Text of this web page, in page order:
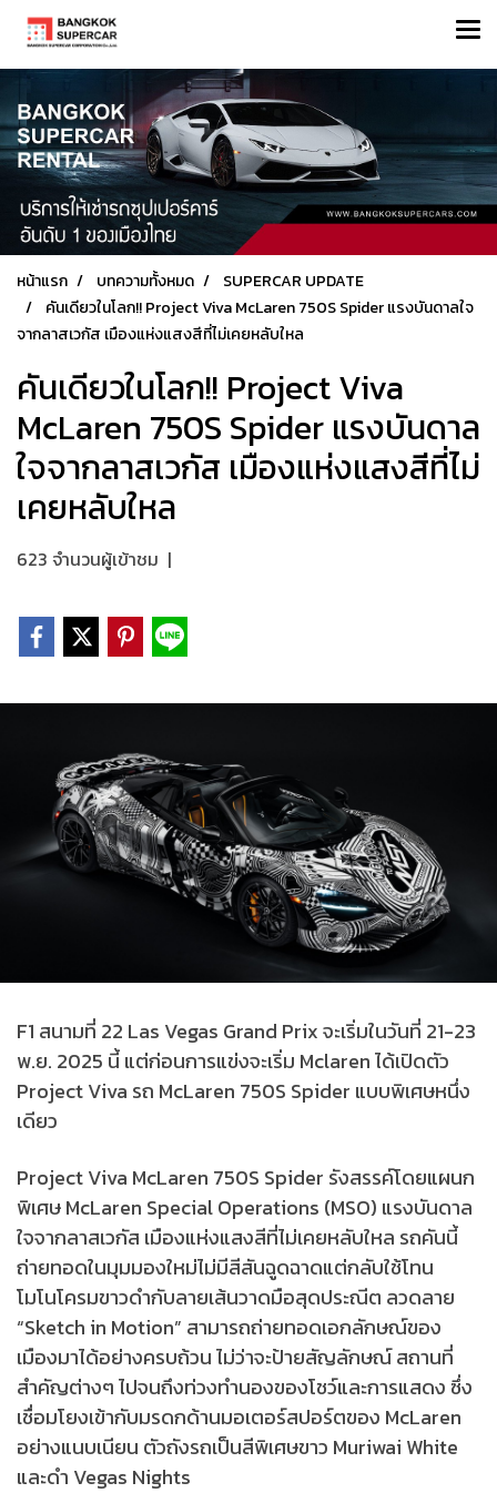
หน้าแรก บทความทั้งหมด
SUPERCAR UPDATE
คันเดียวในโลก!! Project Viva McLaren 750S Spider แรงบันดาลใจ
จากลาสเวกัส เมืองแห่งแสงสีที่ไม่เคยหลับใหล
คันเดียวในโลก!! Project Viva
McLaren 750S Spider แรงบันดาล
ใจจากลาสเวกัส เมืองแห่งแสงสีที่ไม่
เคยหลับใหล
623 จำนวนผู้เข้าชม |
F1 สนามที่ 22 Las Vegas Grand Prix จะเริ่มในวันที่ 21-23
พ.ย. 2025 นี้ แต่ก่อนการแข่งจะเริ่ม Mclaren ได้เปิดตัว
Project Viva รถ McLaren 750S Spider แบบพิเศษหนึ่ง
เดียว
Project Viva McLaren 750S Spider รังสรรค์โดยแผนก
พิเศษ McLaren Special Operations (MSO) แรงบันดาล
ใจจากลาสเวกัส เมืองแห่งแสงสีที่ไม่เคยหลับใหล รถคันนี้
ถ่ายทอดในมุมมองใหม่ไม่มีสีสันฉูดฉาดแต่กลับใช้โทน
โมโนโครมขาวดำกับลายเส้นวาดมือสุดประณีต ลวดลาย
“Sketch in Motion” สามารถถ่ายทอดเอกลักษณ์ของ
เมืองมาได้อย่างครบถ้วน ไม่ว่าจะป้ายสัญลักษณ์ สถานที่
สำคัญต่างๆ ไปจนถึงท่วงทำนองของโชว์และการแสดง ซึ่ง
เชื่อมโยงเข้ากับมรดกด้านมอเตอร์สปอร์ตของ McLaren
อย่างแนบเนียน ตัวถังรถเป็นสีพิเศษขาว Muriwai White
และดำ Vegas Nights